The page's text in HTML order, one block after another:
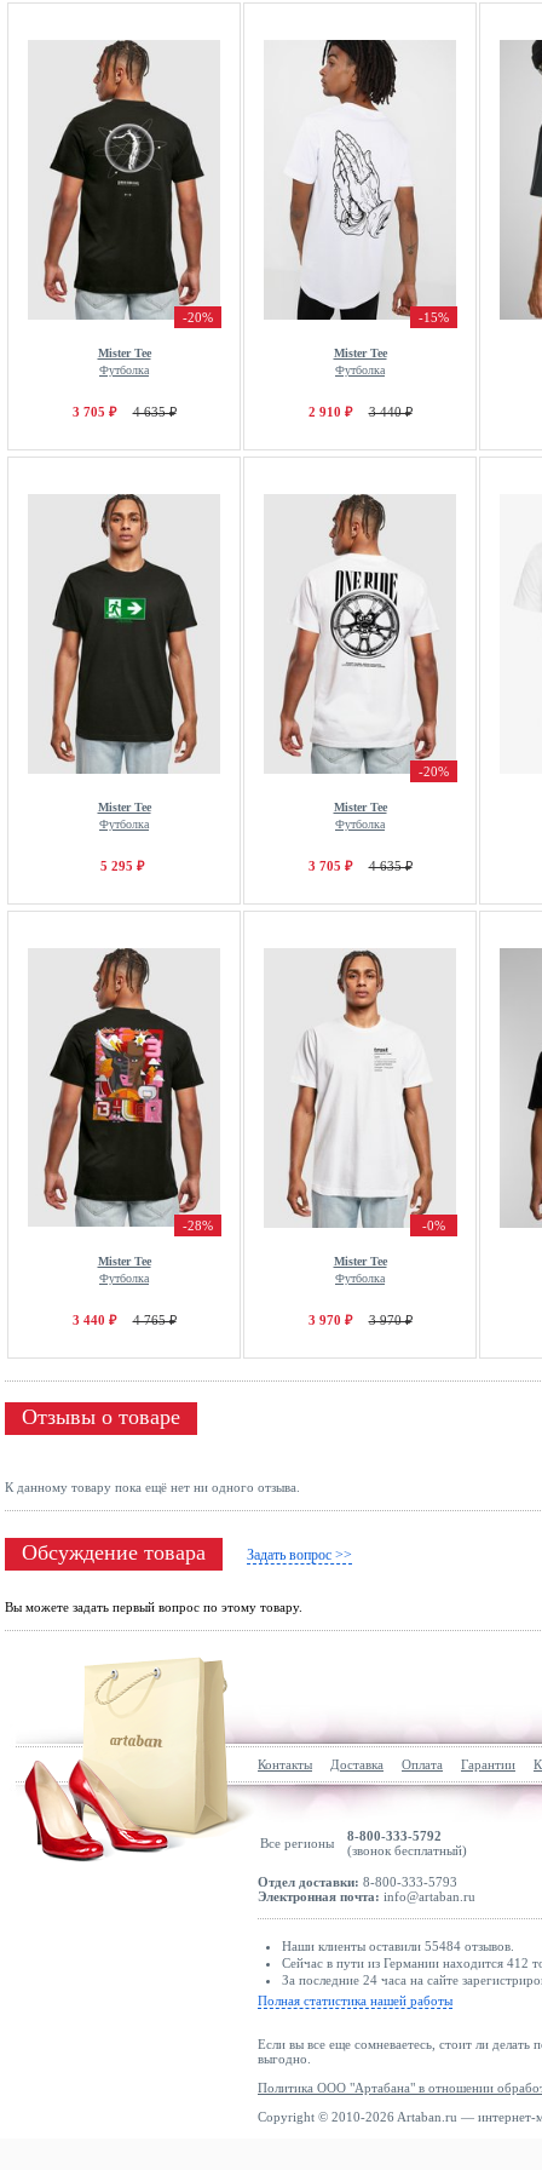
-20%
Mister Tee
Футболка
3 705 ₽ 4 635 ₽
-15%
Mister Tee
Футболка
2 910 ₽ 3 440 ₽
Mister Tee
Футболка
5 295 ₽
-20%
Mister Tee
Футболка
3 705 ₽ 4 635 ₽
-28%
Mister Tee
Футболка
3 440 ₽ 4 765 ₽
-0%
Mister Tee
Футболка
3 970 ₽ 3 970 ₽
Отзывы о товаре
К данному товару пока ещё нет ни одного отзыва.
Обсуждение товара Задать вопрос >>
Вы можете задать первый вопрос по этому товару.
Контакты Доставка Оплата Гарантии
Все регионы
8-800-333-5792
(звонок бесплатный)
Отдел доставки: 8-800-333-5793
Электронная почта: info@artaban.ru
Наши клиенты оставили 55484 отзывов.
Сейчас в пути из Германии находится 412
За последние 24 часа на сайте
Полная статистика нашей работы
Если вы все еще сомневаетесь, стоит ли делать
выгодно.
Политика ООО "Артабана" в отношении
Copyright © 2010-2026 Artaban.ru — интернет-